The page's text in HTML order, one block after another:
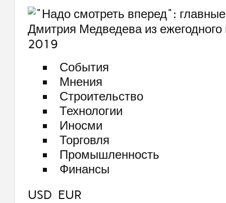
События
Мнения
Строительство
Технологии
Иносми
Торговля
Промышленность
Финансы
USD EUR